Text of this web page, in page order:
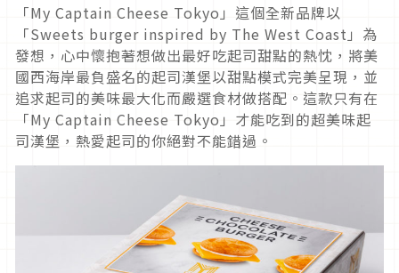
「My Captain Cheese Tokyo」這個全新品牌以
「Sweets burger inspired by The West Coast」為
發想，心中懷抱著想做出最好吃起司甜點的熱忱，將美
國西海岸最負盛名的起司漢堡以甜點模式完美呈現，並
追求起司的美味最大化而嚴選食材做搭配。這款只有在
「My Captain Cheese Tokyo」才能吃到的超美味起
司漢堡，熱愛起司的你絕對不能錯過。